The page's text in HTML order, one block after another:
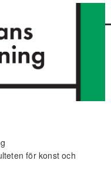
för konst och